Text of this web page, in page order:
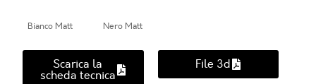
Bianco Matt Nero Matt
Scarica la
scheda tecnica
File 3d